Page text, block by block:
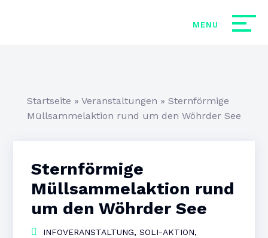
Startseite » Veranstaltungen » Sternförmige
Müllsammelaktion rund um den Wöhrder See
Sternförmige
Müllsammelaktion rund
um den Wöhrder See
INFOVERANSTALTUNG,SOLI-AKTION,